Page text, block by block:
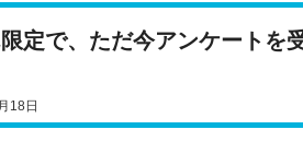
定で、ただ今アンケートを
18日